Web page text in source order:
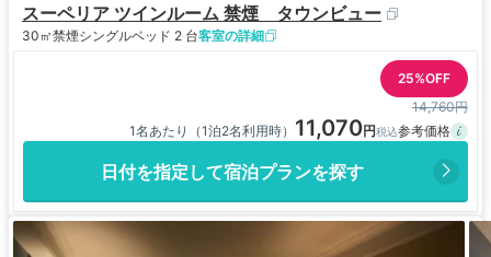
スーペリア ツインルーム 禁煙 タウンビュー
30㎡禁煙シングルベッド 2 台客室の詳細
25%OFF
14,760円
1名あたり（1泊2名利用時） 11,070
日付を指定して宿泊プランを探す